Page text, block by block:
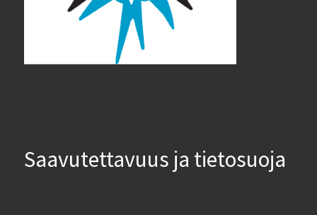
Saavutettavuus ja tietosuoja